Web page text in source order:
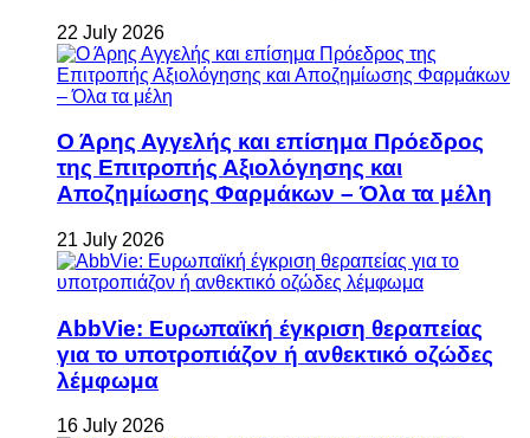
22 July 2026
Ο Άρης Αγγελής και επίσημα Πρόεδρος
της Επιτροπής Αξιολόγησης και
Αποζημίωσης Φαρμάκων – Όλα τα μέλη
21 July 2026
AbbVie: Ευρωπαϊκή έγκριση θεραπείας
για το υποτροπιάζον ή ανθεκτικό οζώδες
λέμφωμα
16 July 2026